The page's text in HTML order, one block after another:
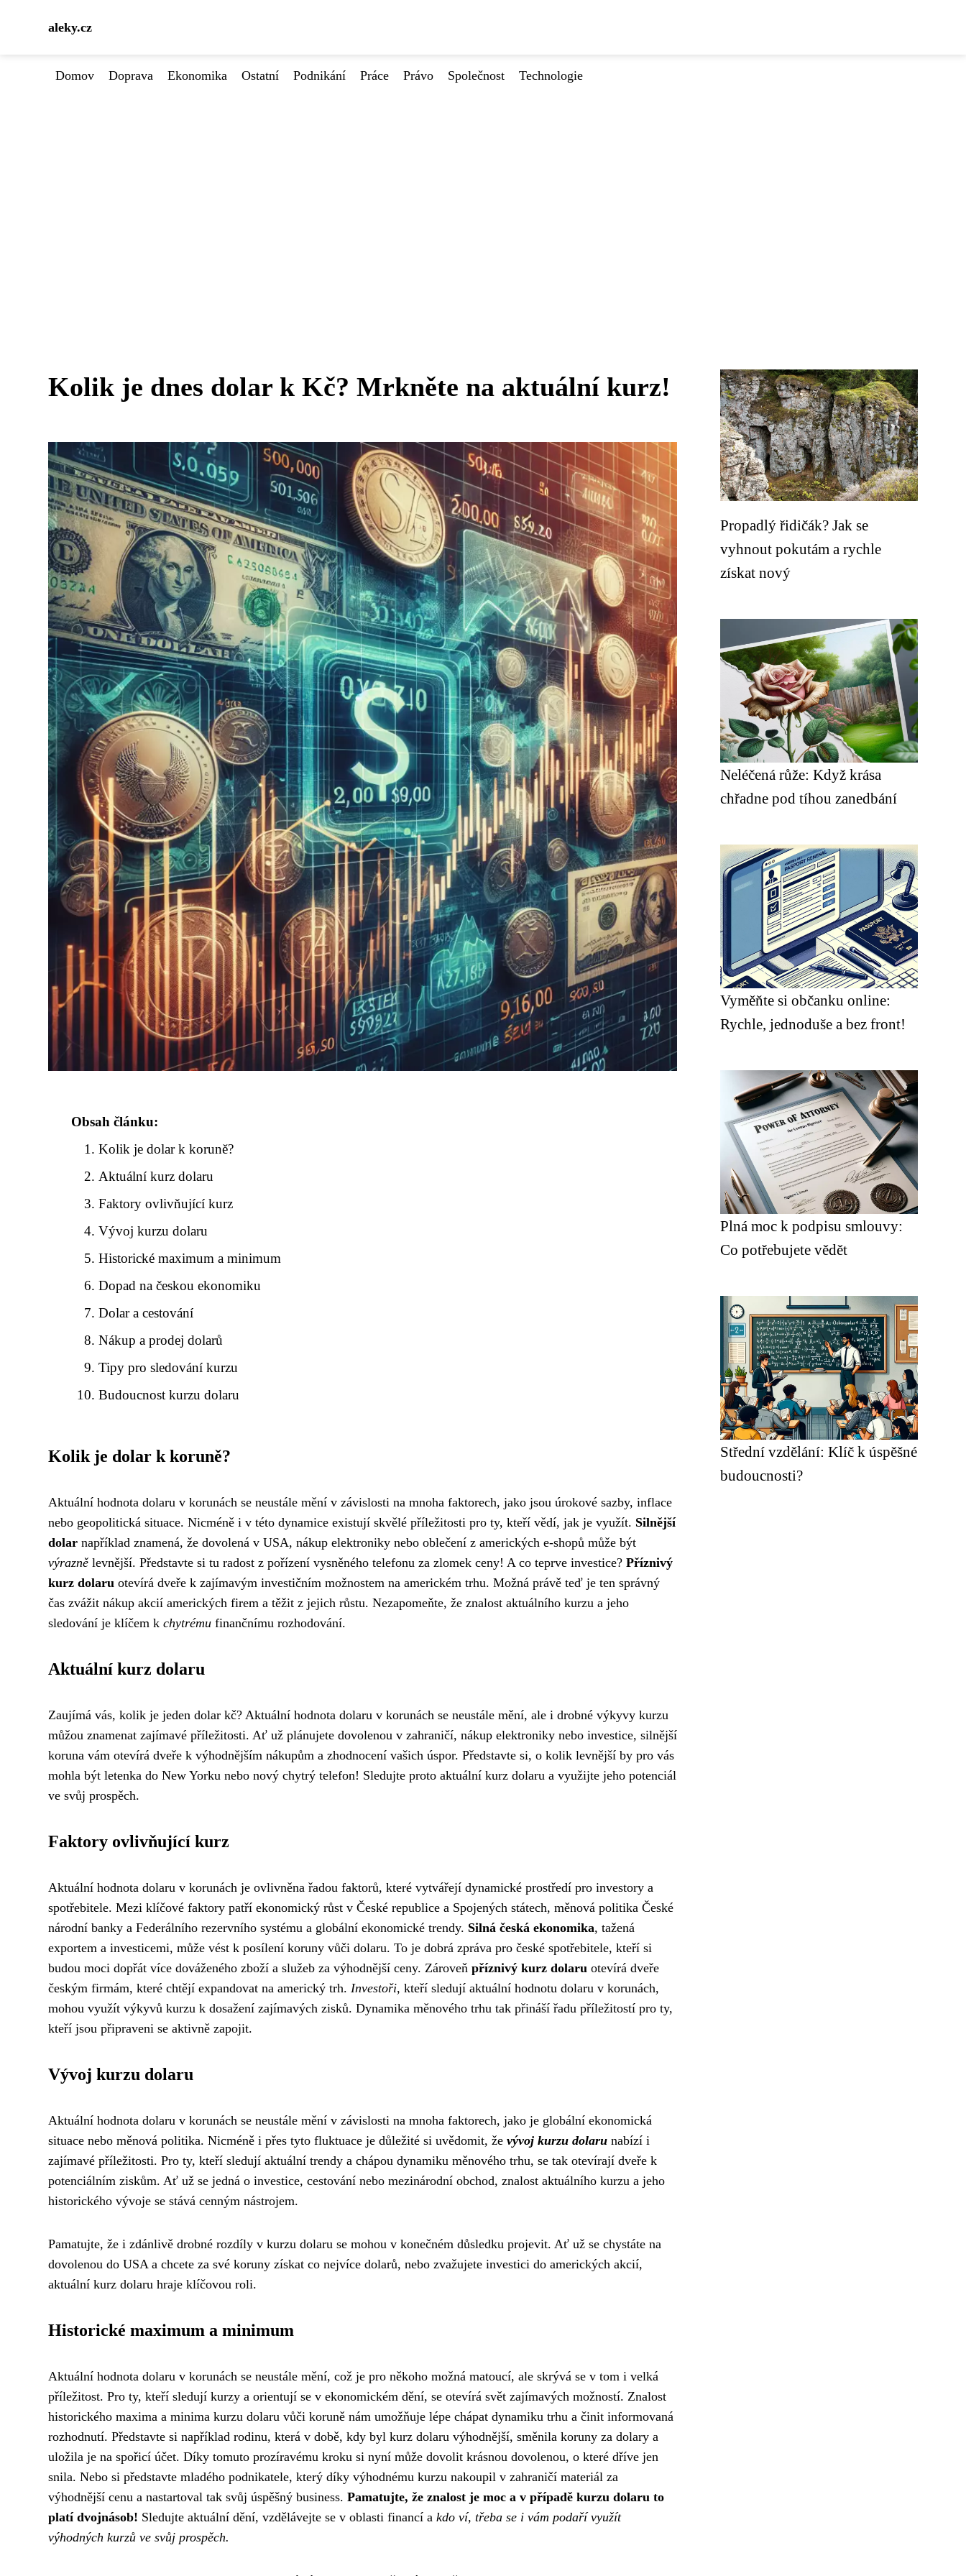
aleky.cz
Domov Doprava Ekonomika Ostatní Podnikání Práce Právo Společnost Technologie
Kolik je dnes dolar k Kč? Mrkněte na aktuální kurz!
Obsah článku:
Kolik je dolar k koruně?
Aktuální kurz dolaru
Faktory ovlivňující kurz
Vývoj kurzu dolaru
Historické maximum a minimum
Dopad na českou ekonomiku
Dolar a cestování
Nákup a prodej dolarů
Tipy pro sledování kurzu
Budoucnost kurzu dolaru
Kolik je dolar k koruně?
Aktuální hodnota dolaru v korunách se neustále mění v závislosti na mnoha faktorech, jako jsou úrokové sazby, inflace
nebo geopolitická situace. Nicméně i v této dynamice existují skvělé příležitosti pro ty, kteří vědí, jak je využít. Silnější
dolar například znamená, že dovolená v USA, nákup elektroniky nebo oblečení z amerických e-shopů může být
výrazně levnější. Představte si tu radost z pořízení vysněného telefonu za zlomek ceny! A co teprve investice? Příznivý
kurz dolaru otevírá dveře k zajímavým investičním možnostem na americkém trhu. Možná právě teď je ten správný
čas zvážit nákup akcií amerických firem a těžit z jejich růstu. Nezapomeňte, že znalost aktuálního kurzu a jeho
sledování je klíčem k chytrému finančnímu rozhodování.
Aktuální kurz dolaru
Zaujímá vás, kolik je jeden dolar kč? Aktuální hodnota dolaru v korunách se neustále mění, ale i drobné výkyvy kurzu
můžou znamenat zajímavé příležitosti. Ať už plánujete dovolenou v zahraničí, nákup elektroniky nebo investice, silnější
koruna vám otevírá dveře k výhodnějším nákupům a zhodnocení vašich úspor. Představte si, o kolik levnější by pro vás
mohla být letenka do New Yorku nebo nový chytrý telefon! Sledujte proto aktuální kurz dolaru a využijte jeho potenciál
ve svůj prospěch.
Faktory ovlivňující kurz
Aktuální hodnota dolaru v korunách je ovlivněna řadou faktorů, které vytvářejí dynamické prostředí pro investory a
spotřebitele. Mezi klíčové faktory patří ekonomický růst v České republice a Spojených státech, měnová politika České
národní banky a Federálního rezervního systému a globální ekonomické trendy. Silná česká ekonomika, tažená
exportem a investicemi, může vést k posílení koruny vůči dolaru. To je dobrá zpráva pro české spotřebitele, kteří si
budou moci dopřát více dováženého zboží a služeb za výhodnější ceny. Zároveň příznivý kurz dolaru otevírá dveře
českým firmám, které chtějí expandovat na americký trh. Investoři, kteří sledují aktuální hodnotu dolaru v korunách,
mohou využít výkyvů kurzu k dosažení zajímavých zisků. Dynamika měnového trhu tak přináší řadu příležitostí pro ty,
kteří jsou připraveni se aktivně zapojit.
Vývoj kurzu dolaru
Aktuální hodnota dolaru v korunách se neustále mění v závislosti na mnoha faktorech, jako je globální ekonomická
situace nebo měnová politika. Nicméně i přes tyto fluktuace je důležité si uvědomit, že vývoj kurzu dolaru nabízí i
zajímavé příležitosti. Pro ty, kteří sledují aktuální trendy a chápou dynamiku měnového trhu, se tak otevírají dveře k
potenciálním ziskům. Ať už se jedná o investice, cestování nebo mezinárodní obchod, znalost aktuálního kurzu a jeho
historického vývoje se stává cenným nástrojem.
Pamatujte, že i zdánlivě drobné rozdíly v kurzu dolaru se mohou v konečném důsledku projevit. Ať už se chystáte na
dovolenou do USA a chcete za své koruny získat co nejvíce dolarů, nebo zvažujete investici do amerických akcií,
aktuální kurz dolaru hraje klíčovou roli.
Historické maximum a minimum
Aktuální hodnota dolaru v korunách se neustále mění, což je pro někoho možná matoucí, ale skrývá se v tom i velká
příležitost. Pro ty, kteří sledují kurzy a orientují se v ekonomickém dění, se otevírá svět zajímavých možností. Znalost
historického maxima a minima kurzu dolaru vůči koruně nám umožňuje lépe chápat dynamiku trhu a činit informovaná
rozhodnutí. Představte si například rodinu, která v době, kdy byl kurz dolaru výhodnější, směnila koruny za dolary a
uložila je na spořicí účet. Díky tomuto prozíravému kroku si nyní může dovolit krásnou dovolenou, o které dříve jen
snila. Nebo si představte mladého podnikatele, který díky výhodnému kurzu nakoupil v zahraničí materiál za
výhodnější cenu a nastartoval tak svůj úspěšný business. Pamatujte, že znalost je moc a v případě kurzu dolaru to
platí dvojnásob! Sledujte aktuální dění, vzdělávejte se v oblasti financí a kdo ví, třeba se i vám podaří využít
výhodných kurzů ve svůj prospěch.
Propadlý řidičák? Jak se
vyhnout pokutám a rychle
získat nový
Neléčená růže: Když krása
chřadne pod tíhou zanedbání
Vyměňte si občanku online:
Rychle, jednoduše a bez front!
Plná moc k podpisu smlouvy:
Co potřebujete vědět
Střední vzdělání: Klíč k úspěšné
budoucnosti?